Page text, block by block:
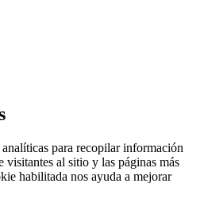
para recopilar información
visitantes al sitio y las páginas más
habilitada nos ayuda a mejorar